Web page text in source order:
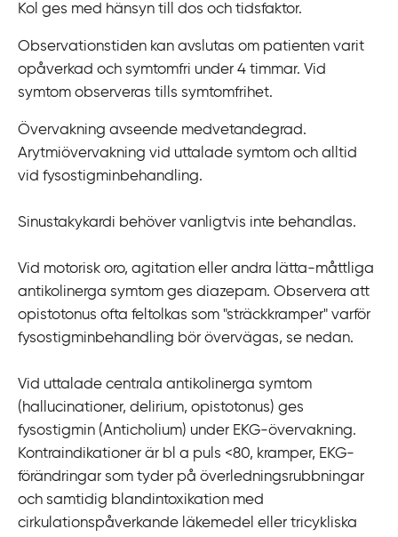
Kol ges med hänsyn till dos och tidsfaktor.
Observationstiden kan avslutas om patienten varit
opåverkad och symtomfri under 4 timmar. Vid
symtom observeras tills symtomfrihet.
Övervakning avseende medvetandegrad.
Arytmiövervakning vid uttalade symtom och alltid
vid fysostigminbehandling.
Sinustakykardi behöver vanligtvis inte behandlas.
Vid motorisk oro, agitation eller andra lätta-måttliga
antikolinerga symtom ges diazepam. Observera att
opistotonus ofta feltolkas som "sträckkramper" varför
fysostigminbehandling bör övervägas, se nedan.
Vid uttalade centrala antikolinerga symtom
(hallucinationer, delirium, opistotonus) ges
fysostigmin (Anticholium) under EKG-övervakning.
Kontraindikationer är bl a puls <80, kramper, EKG-
förändringar som tyder på överledningsrubbningar
och samtidig blandintoxikation med
cirkulationspåverkande läkemedel eller tricykliska